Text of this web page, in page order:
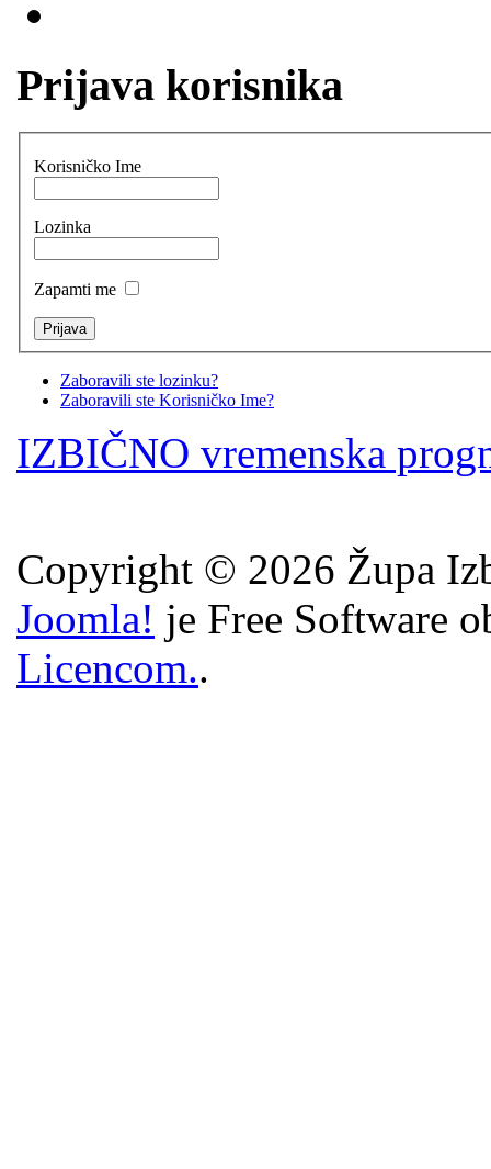
Prijava korisnika
Korisničko Ime
Lozinka
Zapamti me
Zaboravili ste lozinku?
Zaboravili ste Korisničko Ime?
IZBIČNO vremenska
Copyright © 2026 Župa
Joomla! je Free Software
Licencom..